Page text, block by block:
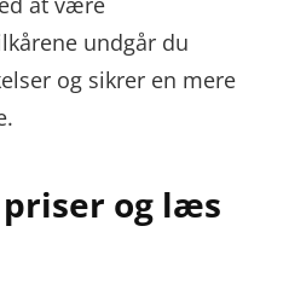
undgår du
og sikrer en mere
og læs